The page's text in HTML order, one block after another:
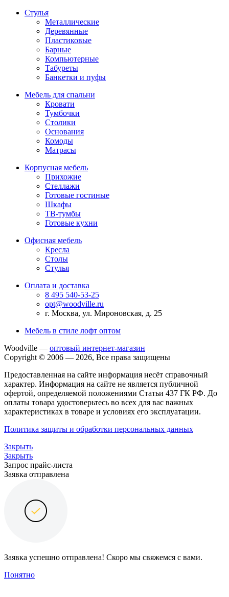
Стулья
Металлические
Деревянные
Пластиковые
Барные
Компьютерные
Табуреты
Банкетки и пуфы
Мебель для спальни
Кровати
Тумбочки
Столики
Основания
Комоды
Матрасы
Корпусная мебель
Прихожие
Стеллажи
Готовые гостиные
Шкафы
ТВ-тумбы
Готовые кухни
Офисная мебель
Кресла
Столы
Стулья
Оплата и доставка
8 495 540-53-25
opt@woodville.ru
г. Москва, ул. Мироновская, д. 25
Мебель в стиле лофт оптом
Woodville — оптовый интернет-магазин
Copyright © 2006 — 2026, Все права защищены
Предоставленная на сайте информация несёт справочный
характер. Информация на сайте не является публичной
офертой, определяемой положениями Статьи 437 ГК РФ. До
оплаты товара удостоверьтесь во всех для вас важных
характеристиках в товаре и условиях его эксплуатации.
Политика защиты и обработки персональных данных
Закрыть
Закрыть
Запрос прайс-листа
Заявка отправлена
Заявка успешно отправлена! Скоро мы свяжемся с вами.
Понятно